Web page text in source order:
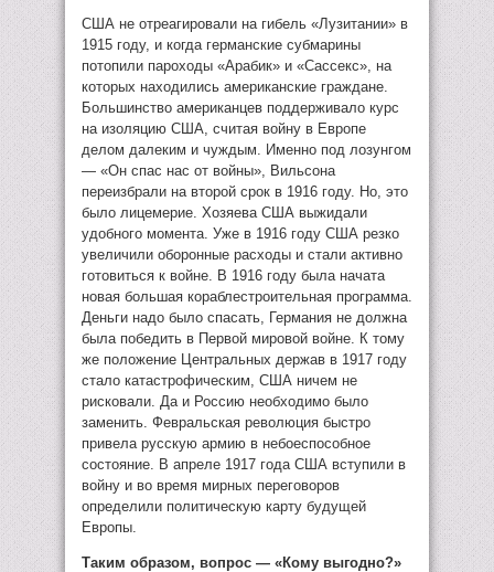
США не отреагировали на гибель «Лузитании» в
1915 году, и когда германские субмарины
потопили пароходы «Арабик» и «Сассекс», на
которых находились американские граждане.
Большинство американцев поддерживало курс
на изоляцию США, считая войну в Европе
делом далеким и чуждым. Именно под лозунгом
— «Он спас нас от войны», Вильсона
переизбрали на второй срок в 1916 году. Но, это
было лицемерие. Хозяева США выжидали
удобного момента. Уже в 1916 году США резко
увеличили оборонные расходы и стали активно
готовиться к войне. В 1916 году была начата
новая большая кораблестроительная программа.
Деньги надо было спасать, Германия не должна
была победить в Первой мировой войне. К тому
же положение Центральных держав в 1917 году
стало катастрофическим, США ничем не
рисковали. Да и Россию необходимо было
заменить. Февральская революция быстро
привела русскую армию в небоеспособное
состояние. В апреле 1917 года США вступили в
войну и во время мирных переговоров
определили политическую карту будущей
Европы.
Таким образом, вопрос — «Кому выгодно?»